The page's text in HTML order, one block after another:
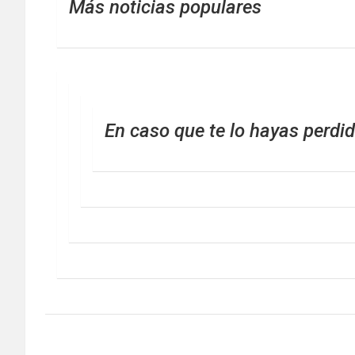
Más noticias populares
En caso que te lo hayas